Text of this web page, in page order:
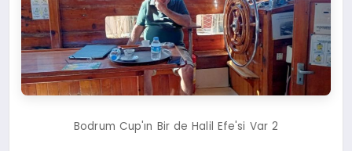
Bodrum Cup'ın Bir de Halil Efe'si Var 2